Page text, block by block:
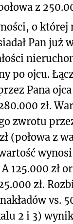
z
o której
Pan już
po ojcu.
Pana
zł.
zwrotu
(połowa z
125.000 zł
zł.
vs.
2 i 3)